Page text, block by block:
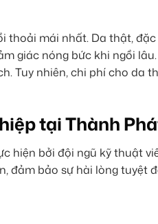
thoải mái nhất. Da thật,
giác nóng bức khi ngồi
Tuy nhiên, chi phí cho da
tại Thành
hiện bởi đội ngũ kỹ thuật
đảm bảo sự hài lòng tuyệt